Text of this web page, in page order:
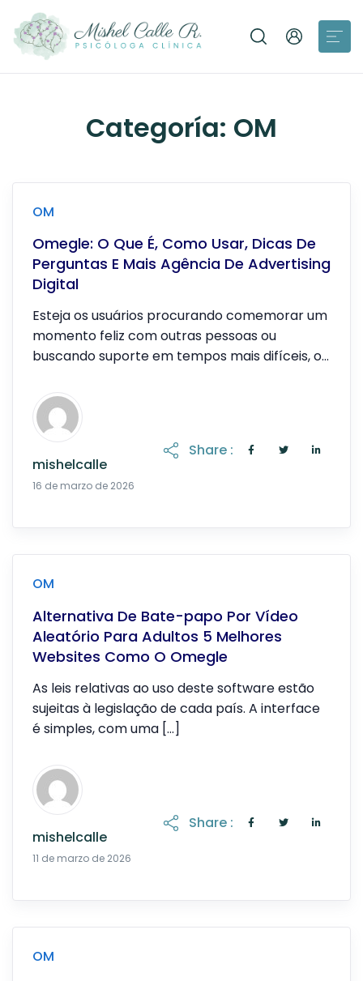
Categoría: OM
OM
Omegle: O Que É, Como Usar, Dicas De
Perguntas E Mais Agência De Advertising
Digital
Esteja os usuários procurando comemorar um
momento feliz com outras pessoas ou
buscando suporte em tempos mais difíceis, o
mishelcalle
16 de marzo de 2026
Share :
OM
Alternativa De Bate-papo Por Vídeo
Aleatório Para Adultos 5 Melhores
Websites Como O Omegle
As leis relativas ao uso deste software estão
sujeitas à legislação de cada país. A interface
é simples, com uma […]
mishelcalle
11 de marzo de 2026
Share :
OM